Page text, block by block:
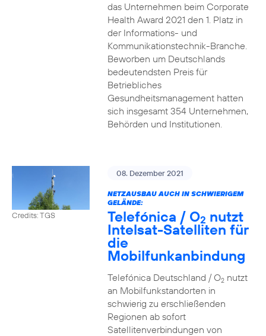
das Unternehmen beim Corporate
Health Award 2021 den 1. Platz in
der Informations- und
Kommunikationstechnik-Branche.
Beworben um Deutschlands
bedeutendsten Preis für
Betriebliches
Gesundheitsmanagement hatten
sich insgesamt 354 Unternehmen,
Behörden und Institutionen.
Credits: TGS
08. Dezember 2021
NETZAUSBAU AUCH IN SCHWIERIGEM
GELÄNDE:
Telefónica / O2 nutzt
Intelsat-Satelliten für
die
Mobilfunkanbindung
Telefónica Deutschland / O2nutzt
an Mobilfunkstandorten in
schwierig zu erschließenden
Regionen ab sofort
Satellitenverbindungen von